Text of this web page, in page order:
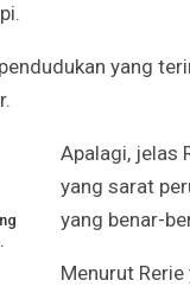
yang
Apalagi, jelas
yang sarat
yang benar-
Menurut